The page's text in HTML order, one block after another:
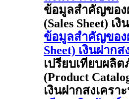
ข้อมูลสำคัญขอ
(Sales Sheet) เ
ข้อมูลสำคัญขอ
Sheet) เงินฝาก
เปรียบเทียบผลิ
(Product
เงินฝากสงเครา